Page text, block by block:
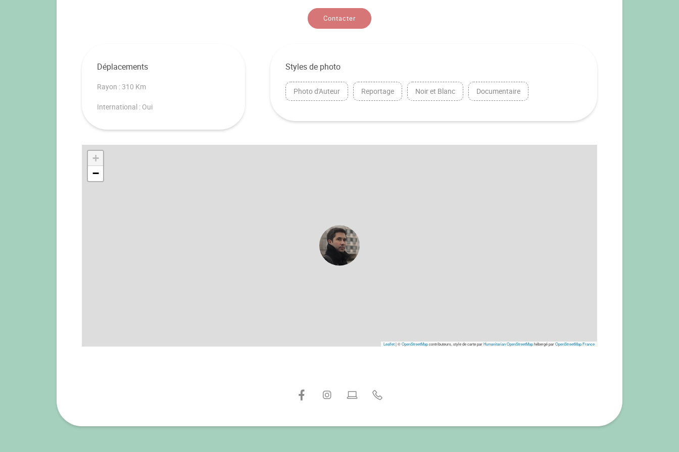
Contacter
Déplacements
Rayon : 310 Km
International : Oui
Styles de photo
Photo d'Auteur Reportage Noir et Blanc Documentaire
+
−
Leaflet|©OpenStreetMapcontributeurs, style de carte parHumanitarian OpenStreetMaphébergé parOpenStreetMap France